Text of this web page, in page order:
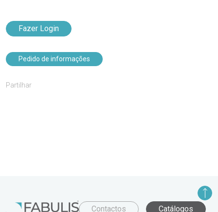
Fazer Login
Pedido de informações
Partilhar
Contactos Catálogos